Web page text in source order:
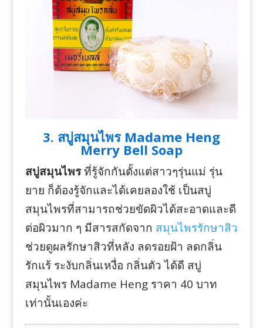
3. สบู่สมุนไพร Madame Heng
Merry Bell Soap
สบู่สมุนไพรที่รู้จักกันตั้งแต่สาวๆรุ่นแม่ รุ่น
ยาย ก็ต้องรู้จักและได้เคยลองใช้ เป็นสบู่
สมุนไพรที่สามารถช่วยขัดผิวได้สะอาดและดี
ต่อผิวมาก ๆ มีสารสกัดจาก สมุนไพรรักษาสิว
ช่วยดูผลรักษาสิวที่หลัง ลดรอยฝ้า ลดกลิ่น
รักแร้ ระงับกลิ่นเหงื่อ กลิ่นตัว ได้ดี สบู่
สมุนไพร Madame Heng ราคา 40 บาท
เท่านั้นเองค่ะ